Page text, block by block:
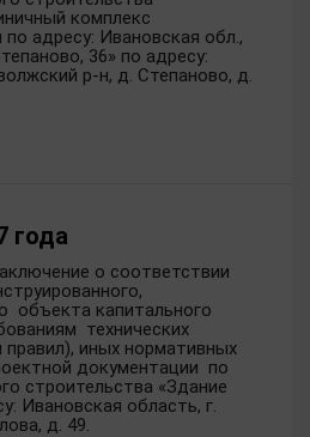
комплекс
адресу: Ивановская обл.,
36» по адресу:
р-н, д. Степаново, д.
года
о соответствии
объекта капитального
технических
правил), иных нормативных
документации по
строительства «Здание
Ивановская область, г.
д. 49.